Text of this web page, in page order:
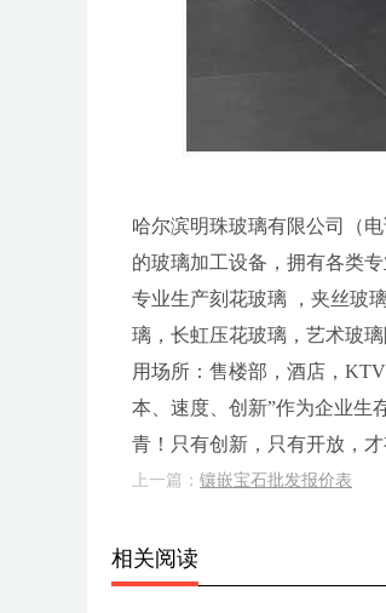
哈尔滨明珠玻璃有限公司（
的玻璃加工设备，拥有各类
专业生产刻花玻璃 ，夹丝玻
璃，长虹压花玻璃，艺术玻
用场所：售楼部，酒店，
本、速度、创新”作为企业生
青！只有创新，只有开放，
上一篇： 镶嵌宝石批发报价表
相关阅读